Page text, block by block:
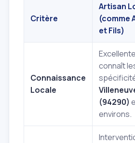
Critère
Artisan
(comme
et Fils)
Connaissance
Locale
connaît
(94290)
environs.